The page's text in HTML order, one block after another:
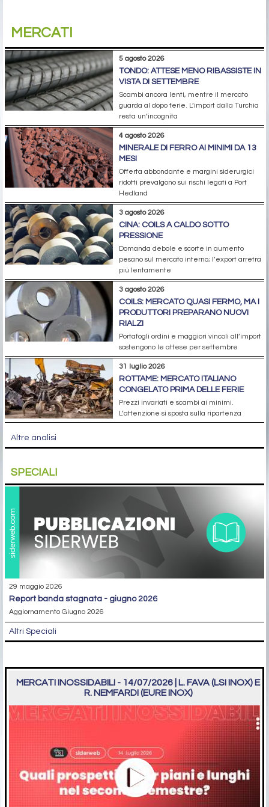
MERCATI
5 agosto 2026
TONDO: ATTESE MENO RIBASSISTE IN
VISTA DI SETTEMBRE
Scambi ancora lenti, mentre il mercato
guarda al dopo ferie. L’import dalla Turchia
resta un’incognita
4 agosto 2026
MINERALE DI FERRO AI MINIMI DA 13
MESI
Offerta abbondante e margini siderurgici
ridotti prevalgono sui rischi legati a Port
Hedland
3 agosto 2026
CINA: COILS A CALDO SOTTO
PRESSIONE
Domanda debole e scorte in aumento
pesano sul mercato interno; l’export arretra
più lentamente
3 agosto 2026
COILS: MERCATO QUASI FERMO, MA I
PRODUTTORI PREPARANO NUOVI
RIALZI
Portafogli ordini e maggiori vincoli all’import
sostengono le attese per settembre
31 luglio 2026
ROTTAME: MERCATO ITALIANO
CONGELATO PRIMA DELLE FERIE
Prezzi invariati e scambi ai minimi.
L’attenzione si sposta sulla ripartenza
Altre analisi
SPECIALI
29 maggio 2026
report banda stagnata - giugno 2026
Aggiornamento Giugno 2026
Altri Speciali
MERCATI INOSSIDABILI - 14/07/2026 | L. FAVA (LSI INOX) E
R. NEMFARDI (EURE INOX)